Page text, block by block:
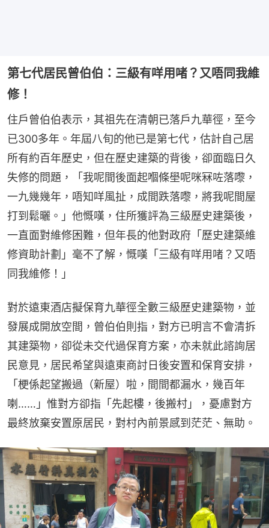
第七代居民曾伯伯：三級有咩用啫？又唔同我維
修！
住戶曾伯伯表示，其祖先在清朝已落戶九華徑，至今
已300多年。年屆八旬的他已是第七代，估計自己居
所有約百年歷史，但在歷史建築的背後，卻面臨日久
失修的問題，「我呢間後面起嗰條壆呢咪冧咗落嚟，
一九幾幾年，唔知咩風扯，成間跌落嚟，將我呢間屋
打到鬆曬。」他慨嘆，住所獲評為三級歷史建築後，
一直面對維修困難，但年長的他對政府「歷史建築維
修資助計劃」毫不了解，慨嘆「三級有咩用啫？又唔
同我維修！」
對於遠東酒店擬保育九華徑全數三級歷史建築物，並
發展成開放空間，曾伯伯則指，對方已明言不會清拆
其建築物，卻從未交代過保育方案，亦未就此諮詢居
民意見，居民希望與遠東商討日後安置和保育安排，
「梗係起望搬過（新屋）啦，間間都漏水，幾百年
喇……」惟對方卻指「先起樓，後搬村」，憂慮對方
最終放棄安置原居民，對村內前景感到茫茫、無助。